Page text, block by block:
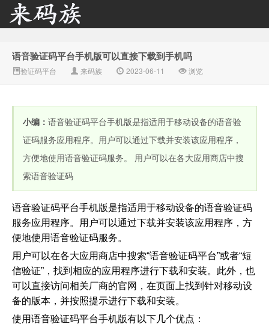
来码族 - 分享在线短信资
源接收资讯,手机短信验
证码网站
语音验证码平台手机版可以直接下载到手机吗
验证码平台 来码族 2023-06-11 浏览
小编： 语音验证码平台手机版是指适用于移动设备的语音验
证码服务应用程序。用户可以通过下载并安装该应用程序，
方便地使用语音验证码服务。 用户可以在各大应用商店中搜
索语音验证码
语音验证码平台手机版是指适用于移动设备的语音验证码
服务应用程序。用户可以通过下载并安装该应用程序，方
便地使用语音验证码服务。
用户可以在各大应用商店中搜索“语音验证码平台”或者“短
信验证”，找到相应的应用程序进行下载和安装。此外，也
可以直接访问相关厂商的官网，在页面上找到针对移动设
备的版本，并按照提示进行下载和安装。
使用语音验证码平台手机版有以下几个优点：